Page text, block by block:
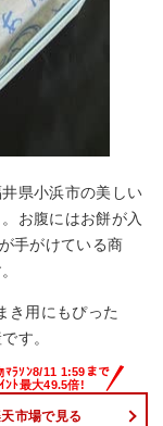
県小浜市の美しい
お腹にはお餅が入
手がけている商
き用にもぴった
す。
市場で見る